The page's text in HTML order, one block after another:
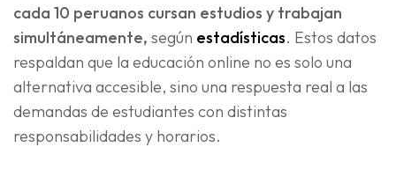
cada 10 peruanos cursan estudios y trabajan
simultáneamente, según estadísticas. Estos datos
respaldan que la educación online no es solo una
alternativa accesible, sino una respuesta real a las
demandas de estudiantes con distintas
responsabilidades y horarios.